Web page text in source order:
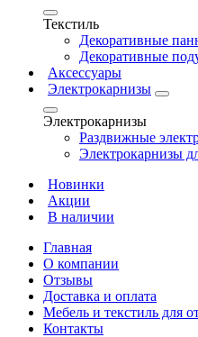
Текстиль
Декоративные
Декоративные
Аксессуары
Электрокарнизы
Электрокарнизы
Раздвижные
Электрокарнизы
Новинки
Акции
В наличии
Главная
О компании
Отзывы
Доставка и оплата
Мебель и текстиль для
Контакты